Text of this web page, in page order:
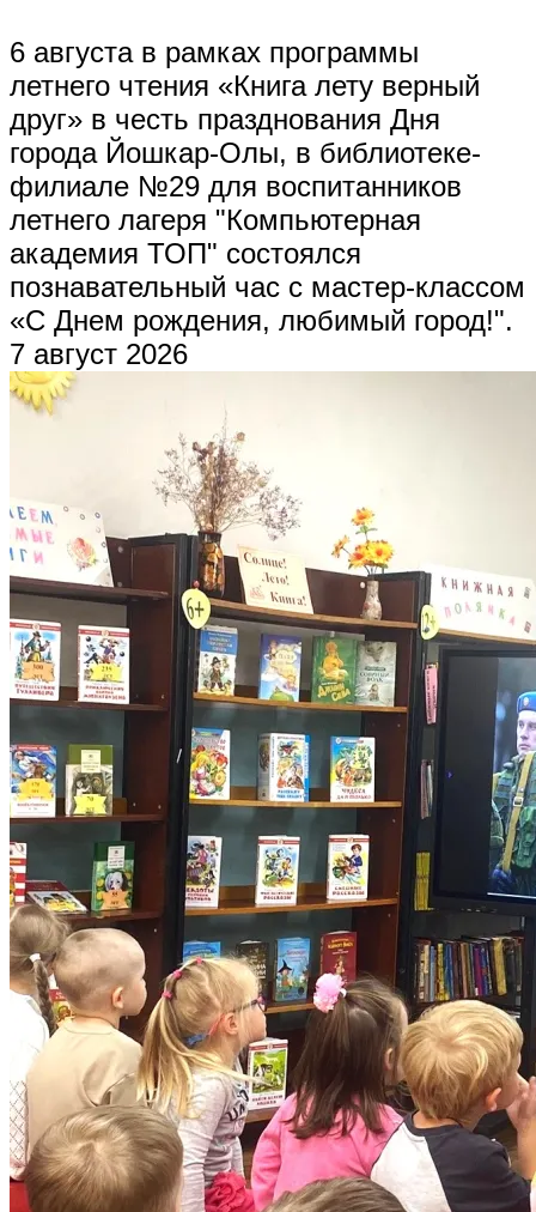
6 августа в рамках программы
летнего чтения «Книга лету верный
друг» в честь празднования Дня
города Йошкар-Олы, в библиотеке-
филиале №29 для воспитанников
летнего лагеря "Компьютерная
академия ТОП" состоялся
познавательный час с мастер-классом
«С Днем рождения, любимый город!".
7 август 2026